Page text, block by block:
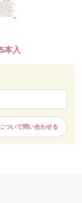
本入
ついて問い合わせる